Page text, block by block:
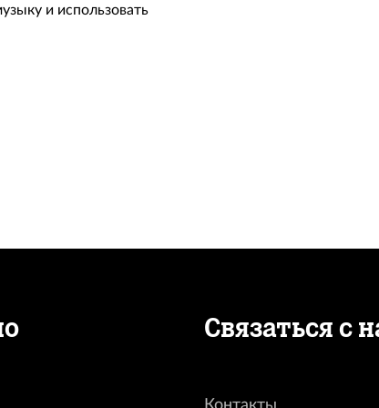
и использовать
Связаться с